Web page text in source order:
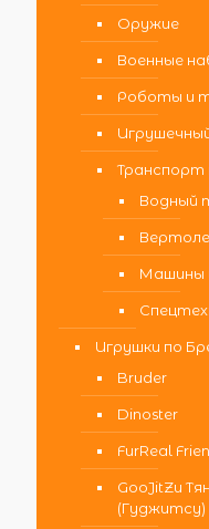
Оружие
Военные
Роботы и
Транспорт
Водный
Машины
Игрушки по
Bruder
Dinoster
FurReal
GooJitZu
(Гуджитсу)